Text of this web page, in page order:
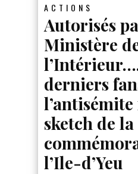
ACTIONS
Autorisés
Ministère
derniers
sketch de la
l’Ile-d’Yeu